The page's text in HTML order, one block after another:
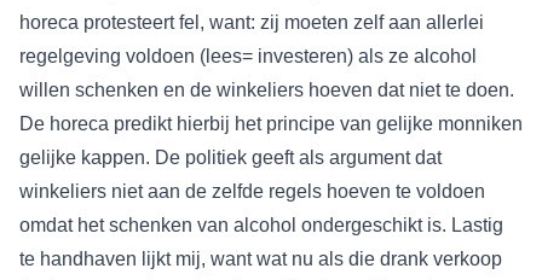
horeca protesteert fel, want: zij moeten zelf aan allerlei
regelgeving voldoen (lees= investeren) als ze alcohol
willen schenken en de winkeliers hoeven dat niet te doen.
De horeca predikt hierbij het principe van gelijke monniken
gelijke kappen. De politiek geeft als argument dat
winkeliers niet aan de zelfde regels hoeven te voldoen
omdat het schenken van alcohol ondergeschikt is. Lastig
te handhaven lijkt mij, want wat nu als die drank verkoop